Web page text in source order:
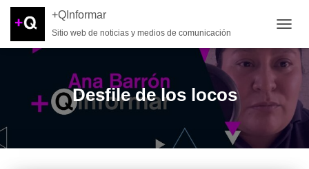
+QInformar
Sitio web de noticias y medios de comunicación
Desfile de los locos